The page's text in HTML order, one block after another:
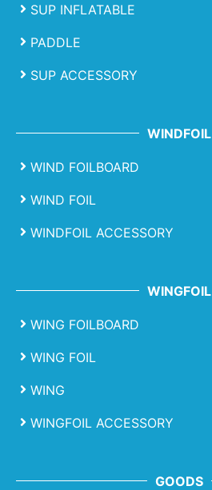
SUP INFLATABLE
PADDLE
SUP ACCESSORY
WINDFOIL
WIND FOILBOARD
WIND FOIL
WINDFOIL ACCESSORY
WINGFOIL
WING FOILBOARD
WING FOIL
WING
WINGFOIL ACCESSORY
GOODS